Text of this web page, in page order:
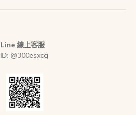
Line 線上客服
ID: @300esxcg